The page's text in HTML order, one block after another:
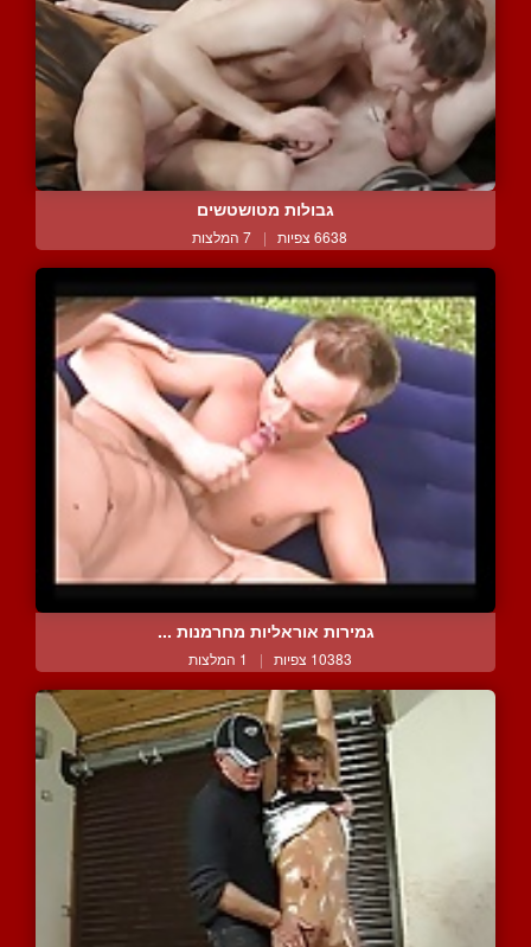
גבולות מטושטשים
6638 צפיות | 7 המלצות
גמירות אוראליות מחרמנות ...
10383 צפיות | 1 המלצות